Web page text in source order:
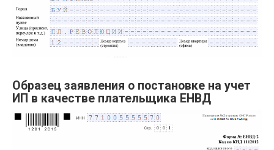
Образец заявления о постановке на учет
ИП в качестве плательщика ЕНВД